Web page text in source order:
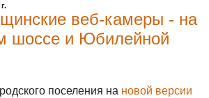
веб-камеры - на
шоссе и Юбилейной
поселения на новой версии